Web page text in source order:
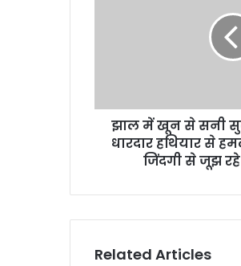
झाल में खून से सनी
धारदार हथियार से
जिंदगी से जूझ
Related Articles